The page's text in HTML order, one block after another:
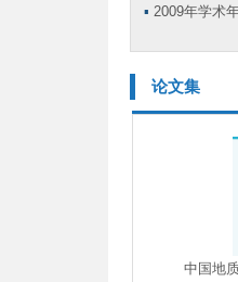
▪ 2009年学术
论文集
中国地